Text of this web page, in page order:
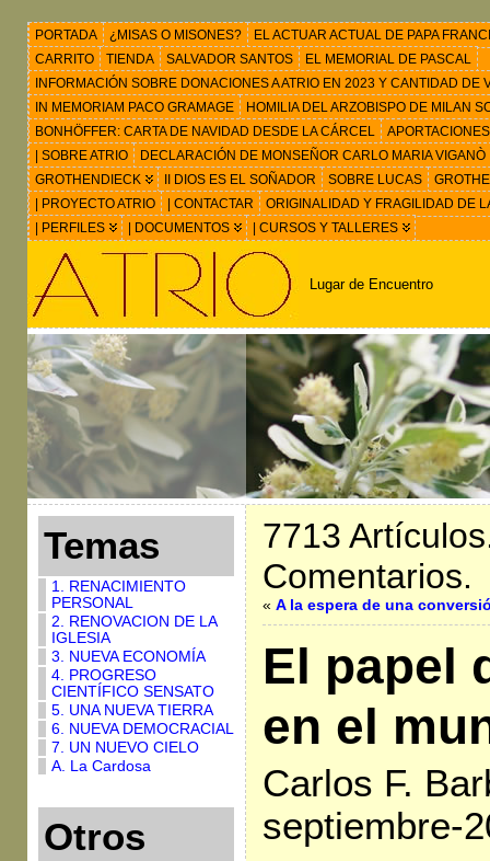
PORTADA ¿MISAS O MISONES?
EL ACTUAR ACTUAL DE PAPA
CARRITO
TIENDA SALVADOR SANTOS
EL MEMORIAL DE PASCAL
INFORMACIÓN SOBRE DONACIONES A ATRIO EN 2023 Y CANTIDAD
IN MEMORIAM PACO GRAMAGE
HOMILIA DEL ARZOBISPO DE MILAN
BONHÖFFER: CARTA DE NAVIDAD DESDE LA CÁRCEL
| SOBRE ATRIO
DECLARACIÓN DE MONSEÑOR CARLO MARIA VIGANÒ
GROTHENDIECK
II DIOS ES EL SOÑADOR SOBRE LUCAS
| PROYECTO ATRIO
| CONTACTAR
ORIGINALIDAD Y FRAGILIDAD DE
| PERFILES
| DOCUMENTOS | CURSOS Y TALLERES
Lugar de Encuentro
Temas
1. RENACIMIENTO
PERSONAL
2. RENOVACION DE LA
IGLESIA
3. NUEVA ECONOMÍA
4. PROGRESO
CIENTÍFICO SENSATO
5. UNA NUEVA TIERRA
6. NUEVA DEMOCRACIAL
7. UN NUEVO CIELO
A. La Cardosa
Otros
7713
Comentarios.
« A la espera de una
El papel
en el
Carlos F.
septiembre-